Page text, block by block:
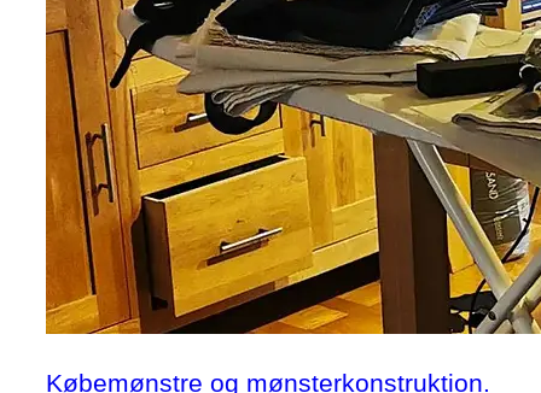
Købemønstre og mønsterkonstruktion.